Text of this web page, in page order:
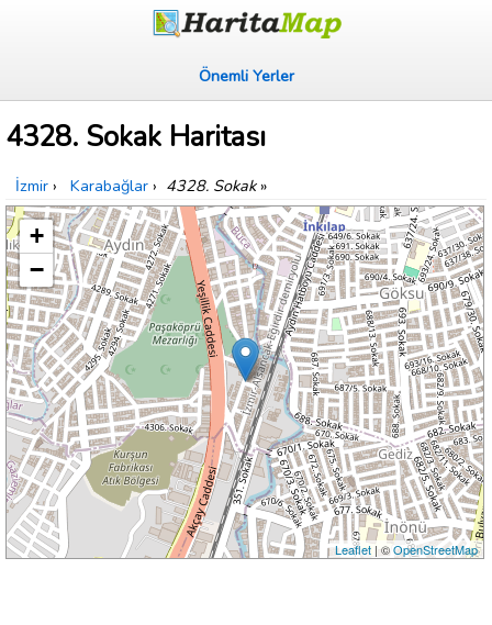
Önemli Yerler
4328. Sokak Haritası
İzmir › Karabağlar › 4328. Sokak»
+
−
Leaflet| ©OpenStreetMap